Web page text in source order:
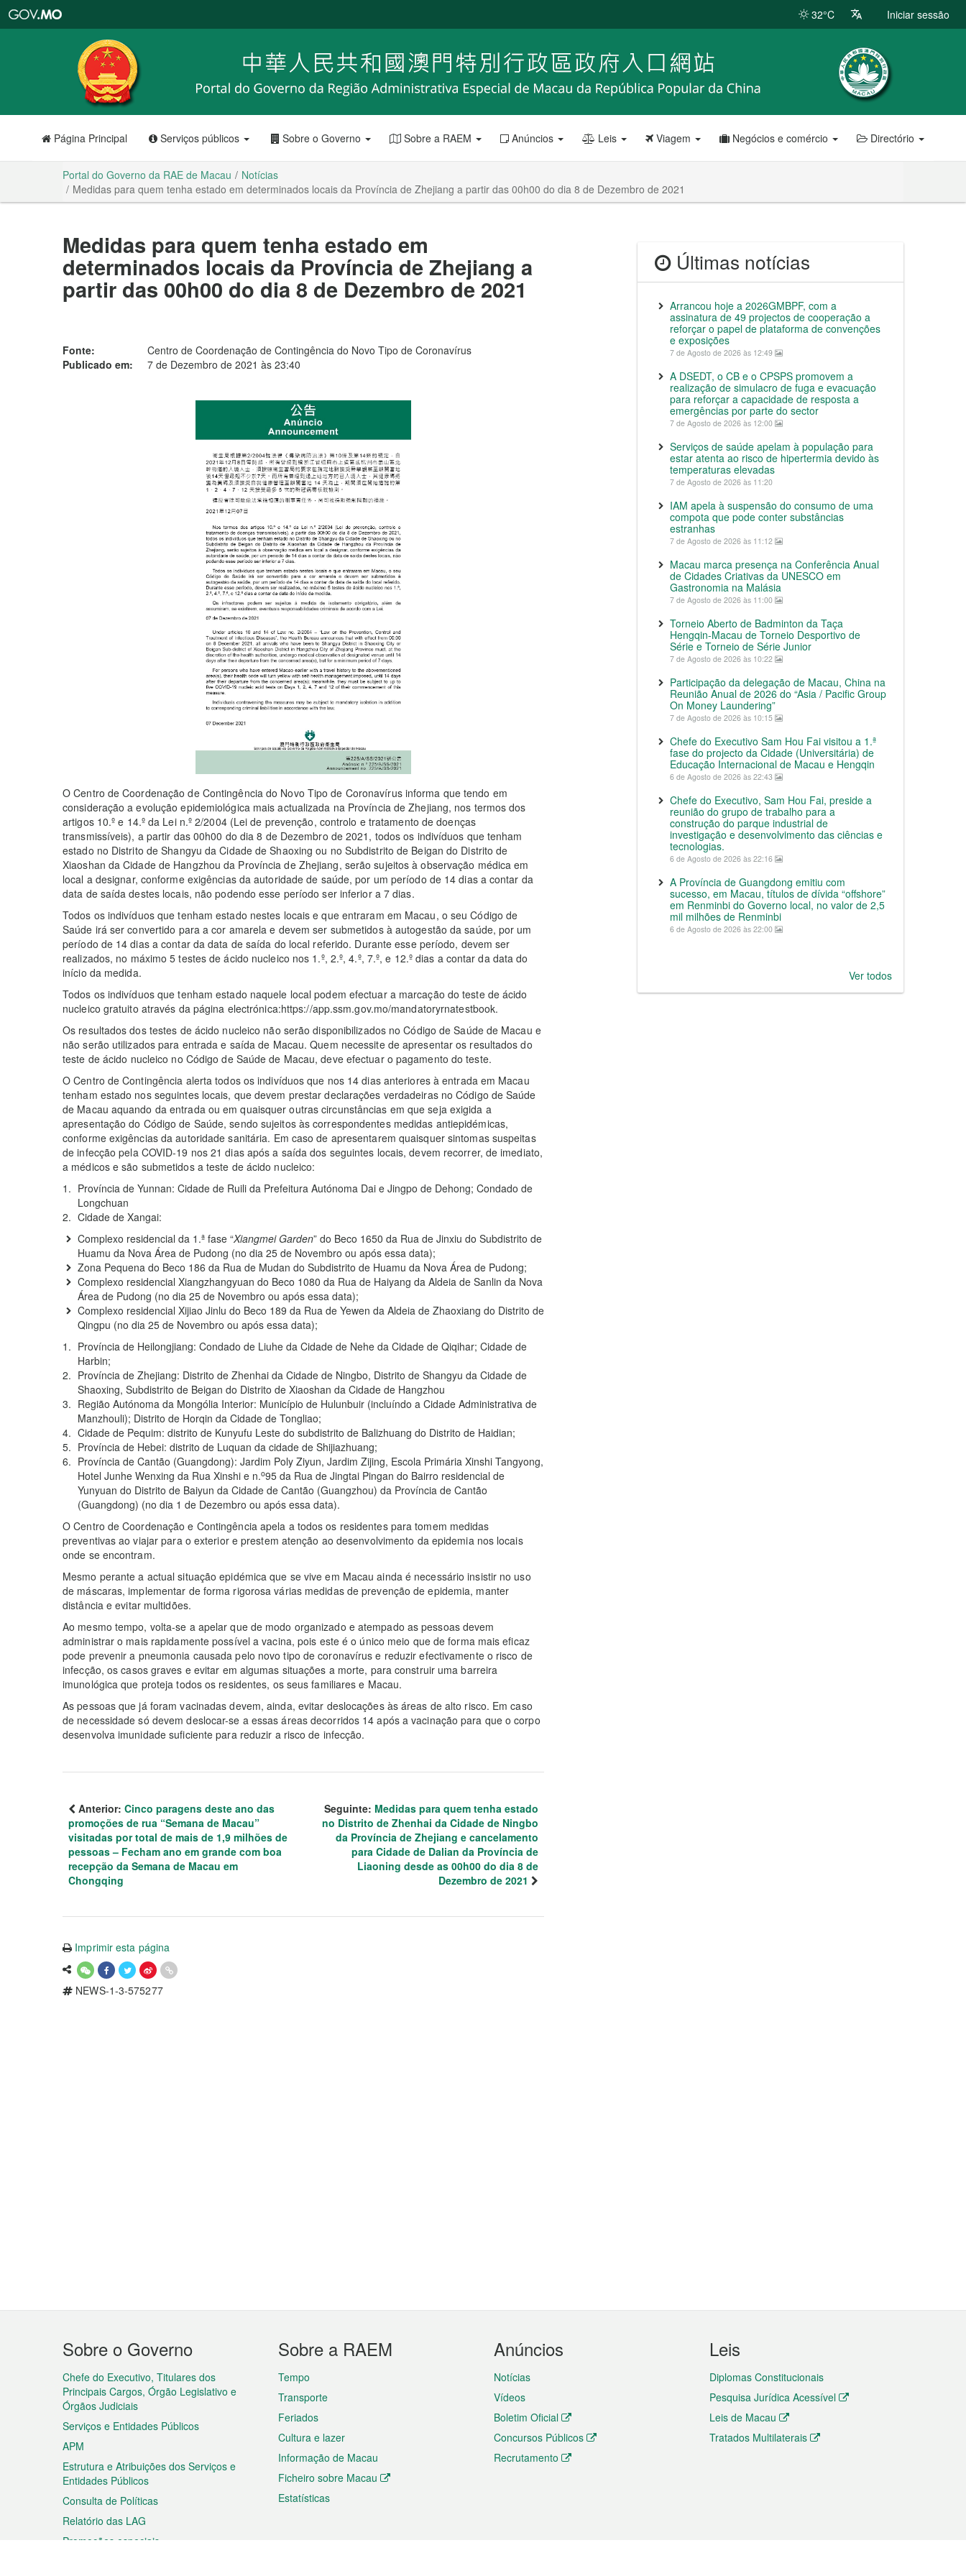
RAE
de
Macau
32°C Iniciar sessão
Página Principal Serviços públicos Sobre o Governo Sobre a RAEM Anúncios Leis Viagem Negócios e comércio Directório
Portal do Governo da RAE de Macau
Notícias
Medidas para quem tenha estado em determinados locais da Província de Zhejiang a partir das 00h00 do dia 8 de Dezembro de 2021
Medidas para quem tenha estado em
determinados locais da Província de Zhejiang a
partir das 00h00 do dia 8 de Dezembro de 2021
Fonte:
Centro de Coordenação de Contingência do Novo Tipo de Coronavírus
Publicado em:
7 de Dezembro de 2021 às 23:40
O Centro de Coordenação de Contingência do Novo Tipo de Coronavírus informa que tendo em
consideração a evolução epidemiológica mais actualizada na Província de Zhejiang, nos termos dos
artigos 10.º e 14.º da Lei n.º 2/2004 (Lei de prevenção, controlo e tratamento de doenças
transmissíveis), a partir das 00h00 do dia 8 de Dezembro de 2021, todos os indivíduos que tenham
estado no Distrito de Shangyu da Cidade de Shaoxing ou no Subdistrito de Beigan do Distrito de
Xiaoshan da Cidade de Hangzhou da Província de Zhejiang, serão sujeitos à observação médica em
local a designar, conforme exigências da autoridade de saúde, por um período de 14 dias a contar da
data de saída destes locais, não podendo esse período ser inferior a 7 dias.
Todos os indivíduos que tenham estado nestes locais e que entraram em Macau, o seu Código de
Saúde irá ser convertido para a cor amarela e devem ser submetidos à autogestão da saúde, por um
período de 14 dias a contar da data de saída do local referido. Durante esse período, devem ser
realizados, no máximo 5 testes de ácido nucleico nos 1.º, 2.º, 4.º, 7.º, e 12.º dias a contar da data do
início da medida.
Todos os indivíduos que tenham estado naquele local podem efectuar a marcação do teste de ácido
nucleico gratuito através da página electrónica:https://app.ssm.gov.mo/mandatoryrnatestbook.
Os resultados dos testes de ácido nucleico não serão disponibilizados no Código de Saúde de Macau e
não serão utilizados para entrada e saída de Macau. Quem necessite de apresentar os resultados do
teste de ácido nucleico no Código de Saúde de Macau, deve efectuar o pagamento do teste.
O Centro de Contingência alerta todos os indivíduos que nos 14 dias anteriores à entrada em Macau
tenham estado nos seguintes locais, que devem prestar declarações verdadeiras no Código de Saúde
de Macau aquando da entrada ou em quaisquer outras circunstâncias em que seja exigida a
apresentação do Código de Saúde, sendo sujeitos às correspondentes medidas antiepidémicas,
conforme exigências da autoridade sanitária. Em caso de apresentarem quaisquer sintomas suspeitas
de infecção pela COVID-19 nos 21 dias após a saída dos seguintes locais, devem recorrer, de imediato,
a médicos e são submetidos a teste de ácido nucleico:
Província de Yunnan: Cidade de Ruili da Prefeitura Autónoma Dai e Jingpo de Dehong; Condado de
Longchuan
Cidade de Xangai:
Complexo residencial da 1.ª fase “Xiangmei Garden” do Beco 1650 da Rua de Jinxiu do Subdistrito de
Huamu da Nova Área de Pudong (no dia 25 de Novembro ou após essa data);
Zona Pequena do Beco 186 da Rua de Mudan do Subdistrito de Huamu da Nova Área de Pudong;
Complexo residencial Xiangzhangyuan do Beco 1080 da Rua de Haiyang da Aldeia de Sanlin da Nova
Área de Pudong (no dia 25 de Novembro ou após essa data);
Complexo residencial Xijiao Jinlu do Beco 189 da Rua de Yewen da Aldeia de Zhaoxiang do Distrito de
Qingpu (no dia 25 de Novembro ou após essa data);
Província de Heilongjiang: Condado de Liuhe da Cidade de Nehe da Cidade de Qiqihar; Cidade de
Harbin;
Província de Zhejiang: Distrito de Zhenhai da Cidade de Ningbo, Distrito de Shangyu da Cidade de
Shaoxing, Subdistrito de Beigan do Distrito de Xiaoshan da Cidade de Hangzhou
Região Autónoma da Mongólia Interior: Município de Hulunbuir (incluíndo a Cidade Administrativa de
Manzhouli); Distrito de Horqin da Cidade de Tongliao;
Cidade de Pequim: distrito de Kunyufu Leste do subdistrito de Balizhuang do Distrito de Haidian;
Província de Hebei: distrito de Luquan da cidade de Shijiazhuang;
Província de Cantão (Guangdong): Jardim Poly Ziyun, Jardim Zijing, Escola Primária Xinshi Tangyong,
Hotel Junhe Wenxing da Rua Xinshi e n.o95 da Rua de Jingtai Pingan do Bairro residencial de
Yunyuan do Distrito de Baiyun da Cidade de Cantão (Guangzhou) da Província de Cantão
(Guangdong) (no dia 1 de Dezembro ou após essa data).
O Centro de Coordenação e Contingência apela a todos os residentes para tomem medidas
preventivas ao viajar para o exterior e prestem atenção ao desenvolvimento da epidemia nos locais
onde se encontram.
Mesmo perante a actual situação epidémica que se vive em Macau ainda é necessário insistir no uso
de máscaras, implementar de forma rigorosa várias medidas de prevenção de epidemia, manter
distância e evitar multidões.
Ao mesmo tempo, volta-se a apelar que de modo organizado e atempado as pessoas devem
administrar o mais rapidamente possível a vacina, pois este é o único meio que de forma mais eficaz
pode prevenir a pneumonia causada pelo novo tipo de coronavírus e reduzir efectivamente o risco de
infecção, os casos graves e evitar em algumas situações a morte, para construir uma barreira
imunológica que proteja todos os residentes, os seus familiares e Macau.
As pessoas que já foram vacinadas devem, ainda, evitar deslocações às áreas de alto risco. Em caso
de necessidade só devem deslocar-se a essas áreas decorridos 14 após a vacinação para que o corpo
desenvolva imunidade suficiente para reduzir a risco de infecção.
Anterior: Cinco paragens deste ano das
promoções de rua “Semana de Macau”
visitadas por total de mais de 1,9 milhões de
pessoas – Fecham ano em grande com boa
recepção da Semana de Macau em
Chongqing
Seguinte: Medidas para quem tenha estado
no Distrito de Zhenhai da Cidade de Ningbo
da Província de Zhejiang e cancelamento
para Cidade de Dalian da Província de
Liaoning desde as 00h00 do dia 8 de
Dezembro de 2021
Imprimir esta página
NEWS-1-3-575277
Últimas notícias
Arrancou hoje a 2026GMBPF, com a
assinatura de 49 projectos de cooperação a
reforçar o papel de plataforma de convenções
e exposições
7 de Agosto de 2026 às 12:49
A DSEDT, o CB e o CPSPS promovem a
realização de simulacro de fuga e evacuação
para reforçar a capacidade de resposta a
emergências por parte do sector
7 de Agosto de 2026 às 12:00
Serviços de saúde apelam à população para
estar atenta ao risco de hipertermia devido às
temperaturas elevadas
7 de Agosto de 2026 às 11:20
IAM apela à suspensão do consumo de uma
compota que pode conter substâncias
estranhas
7 de Agosto de 2026 às 11:12
Macau marca presença na Conferência Anual
de Cidades Criativas da UNESCO em
Gastronomia na Malásia
7 de Agosto de 2026 às 11:00
Torneio Aberto de Badminton da Taça
Hengqin-Macau de Torneio Desportivo de
Série e Torneio de Série Junior
7 de Agosto de 2026 às 10:22
Participação da delegação de Macau, China na
Reunião Anual de 2026 do “Asia / Pacific Group
On Money Laundering”
7 de Agosto de 2026 às 10:15
Chefe do Executivo Sam Hou Fai visitou a 1.ª
fase do projecto da Cidade (Universitária) de
Educação Internacional de Macau e Hengqin
6 de Agosto de 2026 às 22:43
Chefe do Executivo, Sam Hou Fai, preside a
reunião do grupo de trabalho para a
construção do parque industrial de
investigação e desenvolvimento das ciências e
tecnologias.
6 de Agosto de 2026 às 22:16
A Província de Guangdong emitiu com
sucesso, em Macau, títulos de dívida “offshore”
em Renminbi do Governo local, no valor de 2,5
mil milhões de Renminbi
6 de Agosto de 2026 às 22:00
Ver todos
Menu
do
rodapé
Sobre o Governo
Chefe do Executivo, Titulares dos
Principais Cargos, Órgão Legislativo e
Órgãos Judiciais
Serviços e Entidades Públicos
APM
Estrutura e Atribuições dos Serviços e
Entidades Públicos
Consulta de Políticas
Relatório das LAG
Promoções especiais
Sobre a RAEM
Tempo
Transporte
Feriados
Cultura e lazer
Informação de Macau
Ficheiro sobre Macau
Estatísticas
Anúncios
Notícias
Vídeos
Boletim Oficial
Concursos Públicos
Recrutamento
Leis
Diplomas Constitucionais
Pesquisa Jurídica Acessível
Leis de Macau
Tratados Multilaterais